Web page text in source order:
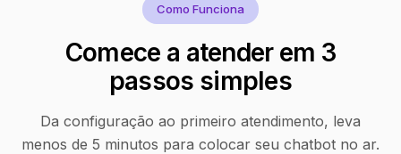
Como Funciona
Comece a atender em 3
passos simples
Da configuração ao primeiro atendimento, leva
menos de 5 minutos para colocar seu chatbot no ar.